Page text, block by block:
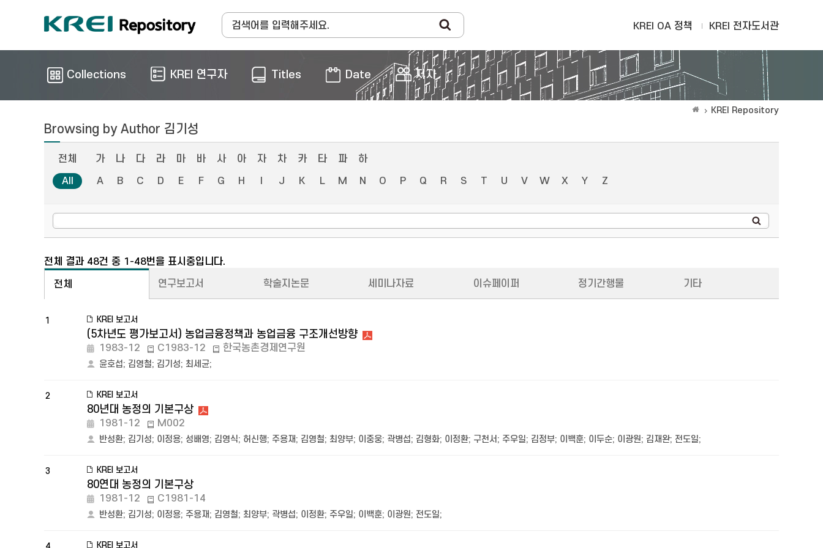
KREI OA 정책 KREI 전자도서관
Collections KREI 연구자 Titles Date 저자
KREI Repository
Browsing by Author 김기성
전체 가 나 다 라 마 바 사 아 자 차 카 타 파
하
All
A B C D E F G H J K L M N O P Q R S T U V W X Y Z
전체 결과 48건 중 1-48번을 표시중입니다.
전체 연구보고서 학술지논문 세미나자료 이슈페이퍼 정기간행물 기타
1 KREI 보고서
(5차년도 평가보고서) 농업금융정책과 농업금융 구조개선방향
1983-12 C1983-12 한국농촌경제연구원
윤호섭; 김영철; 김기성; 최세균;
2 KREI 보고서
80년대 농정의 기본구상
1981-12 M002
반성환; 김기성; 이정용; 성배영; 김영식; 허신행; 주용재; 김영철; 최양부; 이중웅; 곽병섭; 김형화; 이정환; 구천서 ; 주우일; 김정부; 이백훈; 이두순; 이광원; 김재완; 전도일;
3 KREI 보고서
80연대 농정의 기본구상
1981-12 C1981-14
반성환; 김기성; 이정용; 주용재; 김영철; 최양부; 곽병섭; 이정환; 주우일; 이백훈; 이광원; 전도일;
KREI 보고서